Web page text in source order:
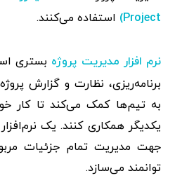
Project) استفاده می‌کنند.
نرم افزار مدیریت پروژه بستری
برنامه‌ریزی، نظارت و گزارش
به تیم‌ها کمک می‌کند تا کار
یکدیگر همکاری کنند. یک
جهت مدیریت تمام جزئیات
توانمند می‌سازد.